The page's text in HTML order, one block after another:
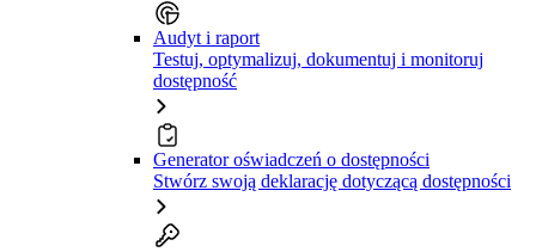
Audyt i raport
Testuj, optymalizuj, dokumentuj i monitoruj
dostępność
Generator oświadczeń o dostępności
Stwórz swoją deklarację dotyczącą dostępności